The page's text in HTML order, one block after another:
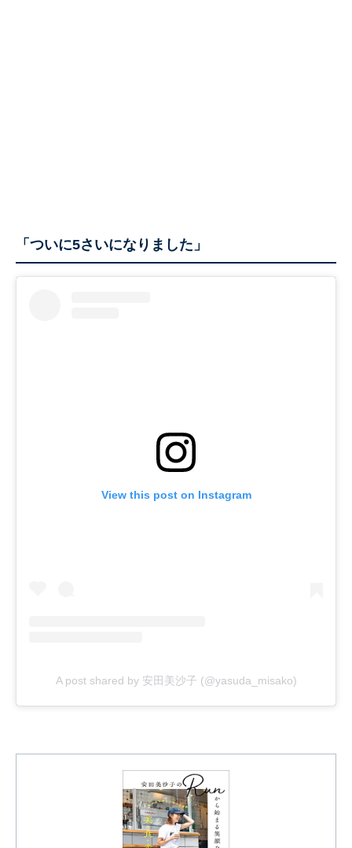
「ついに5さいになりました」
View this post on Instagram
A post shared by 安田美沙子 (@yasuda_misako)